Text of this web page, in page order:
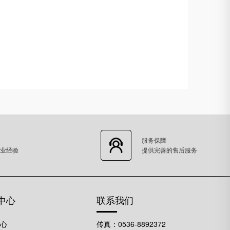
经验
服务保障
提供完善的售后服务
心 联系我们
传真：0536-8892372